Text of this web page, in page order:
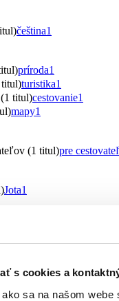
s cookies a
sa na našom webe
čeština1
príroda1
titul)turistika1
titul)cestovanie1
mapy1
(1 titul)pre
Jota1
(1 titul)